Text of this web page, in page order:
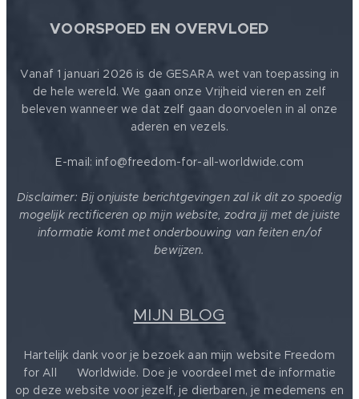
VOORSPOED EN OVERVLOED
Vanaf 1 januari 2026 is de GESARA wet van toepassing in
de hele wereld. We gaan onze Vrijheid vieren en zelf
beleven wanneer we dat zelf gaan doorvoelen in al onze
aderen en vezels.
E-mail: info@freedom-for-all-worldwide.com
Disclaimer: Bij onjuiste berichtgevingen zal ik dit zo spoedig
mogelijk rectificeren op mijn website, zodra jij met de juiste
informatie komt met onderbouwing van feiten en/of
bewijzen.
MIJN BLOG
Hartelijk dank voor je bezoek aan mijn website Freedom
for All ❤️ Worldwide. Doe je voordeel met de informatie
op deze website voor jezelf, je dierbaren, je medemens en